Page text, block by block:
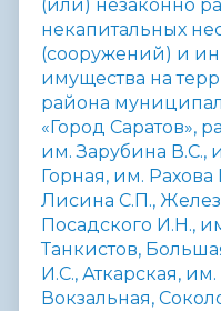
(или) незаконно
некапитальных
(сооружений) и
имущества на
района
«Город Саратов»,
им. Зарубина В.С.,
Горная, им. Рахова
Лисина С.П.,
Посадского И.Н.,
Танкистов,
И.С., Аткарская,
Вокзальная,